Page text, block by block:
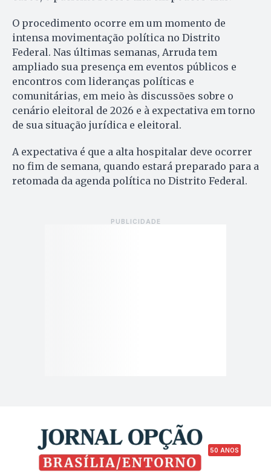
O procedimento ocorre em um momento de
intensa movimentação política no Distrito
Federal. Nas últimas semanas, Arruda tem
ampliado sua presença em eventos públicos e
encontros com lideranças políticas e
comunitárias, em meio às discussões sobre o
cenário eleitoral de 2026 e à expectativa em torno
de sua situação jurídica e eleitoral.
A expectativa é que a alta hospitalar deve ocorrer
no fim de semana, quando estará preparado para a
retomada da agenda política no Distrito Federal.
50 ANOS